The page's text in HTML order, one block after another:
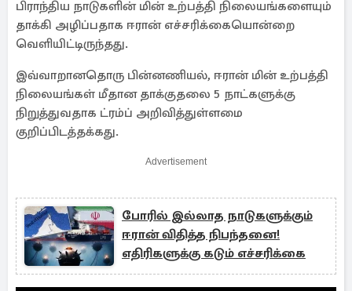
பிராந்திய நாடுகளின் மின் உற்பத்தி நிலையங்களையும்
தாக்கி அழிப்பதாக ஈரான் எச்சரிக்கையொன்றை
வெளியிட்டிருந்தது.
இவ்வாறானதொரு பின்னணியல், ஈரான் மின் உற்பத்தி
நிலையங்கள் மீதான தாக்குதலை 5 நாட்களுக்கு
நிறுத்துவதாக ட்ரம்ப் அறிவித்துள்ளமை
குறிப்பிடத்தக்கது.
Advertisement
போரில் இல்லாத நாடுகளுக்கும்
ஈரான் விதித்த நிபந்தனை!
எதிரிகளுக்கு கடும் எச்சரிக்கை